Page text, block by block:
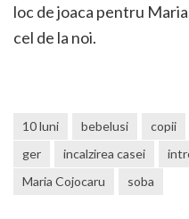
loc de joaca pentru
cel de la noi.
10 luni bebelusi copii
ger
incalzirea casei
Maria Cojocaru
soba